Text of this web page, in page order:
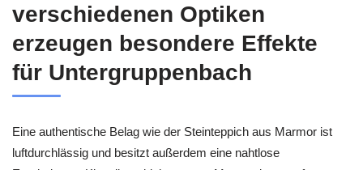
verschiedenen Optiken
erzeugen besondere Effekte
für Untergruppenbach
Eine authentische Belag wie der Steinteppich aus Marmor ist
luftdurchlässig und besitzt außerdem eine nahtlose